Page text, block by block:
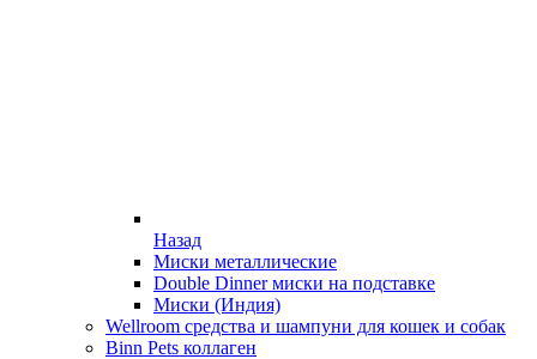
Назад
Миски металлические
Double Dinner миски на подставке
Миски (Индия)
Wellroom средства и шампуни для кошек и собак
Binn Pets коллаген